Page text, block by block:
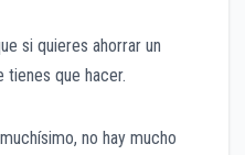
si quieres ahorrar un
tienes que hacer.
no hay mucho